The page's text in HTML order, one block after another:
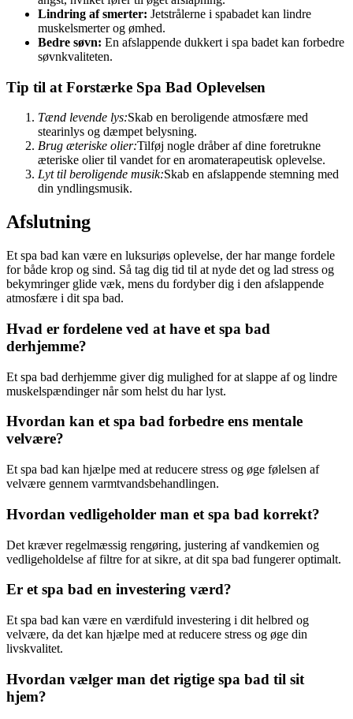
Lindring af smerter: Jetstrålerne i spabadet kan lindre
muskelsmerter og ømhed.
Bedre søvn: En afslappende dukkert i spa badet kan forbedre
søvnkvaliteten.
Tip til at Forstærke Spa Bad Oplevelsen
Tænd levende lys:Skab en beroligende atmosfære med
stearinlys og dæmpet belysning.
Brug æteriske olier:Tilføj nogle dråber af dine foretrukne
æteriske olier til vandet for en aromaterapeutisk oplevelse.
Lyt til beroligende musik:Skab en afslappende stemning med
din yndlingsmusik.
Afslutning
Et spa bad kan være en luksuriøs oplevelse, der har mange fordele
for både krop og sind. Så tag dig tid til at nyde det og lad stress og
bekymringer glide væk, mens du fordyber dig i den afslappende
atmosfære i dit spa bad.
Hvad er fordelene ved at have et spa bad
derhjemme?
Et spa bad derhjemme giver dig mulighed for at slappe af og lindre
muskelspændinger når som helst du har lyst.
Hvordan kan et spa bad forbedre ens mentale
velvære?
Et spa bad kan hjælpe med at reducere stress og øge følelsen af
velvære gennem varmtvandsbehandlingen.
Hvordan vedligeholder man et spa bad korrekt?
Det kræver regelmæssig rengøring, justering af vandkemien og
vedligeholdelse af filtre for at sikre, at dit spa bad fungerer optimalt.
Er et spa bad en investering værd?
Et spa bad kan være en værdifuld investering i dit helbred og
velvære, da det kan hjælpe med at reducere stress og øge din
livskvalitet.
Hvordan vælger man det rigtige spa bad til sit
hjem?